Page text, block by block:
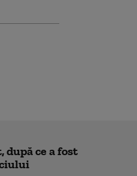
ce a fost